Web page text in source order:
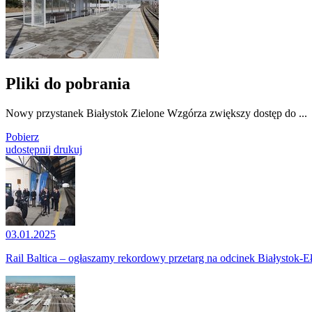
Pliki do pobrania
Nowy przystanek Białystok Zielone Wzgórza zwiększy dostęp do ...
Pobierz
udostępnij drukuj
03.01.2025
Rail Baltica – ogłaszamy rekordowy przetarg na odcinek Białystok-